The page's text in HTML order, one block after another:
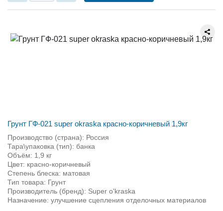
Грунт ГФ-021 super okraska красно-коричневый 1,9кг
Производство (страна): Россия
Тара\упаковка (тип): банка
Объём: 1,9 кг
Цвет: красно-коричневый
Степень блеска: матовая
Тип товара: Грунт
Производитель (бренд): Super o'kraska
Назначение: улучшение сцепления отделочных материалов